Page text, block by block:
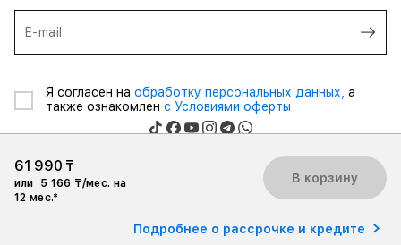
61 990 ₸
или
5 166 ₸/мес. на
12 мес.*
В корзину
Подробнее о рассрочке и кредите
E-mail
Я согласен на обработку персональных данных, а
также ознакомлен с Условиями оферты
KAZAKHSTAN», Все права защищены.